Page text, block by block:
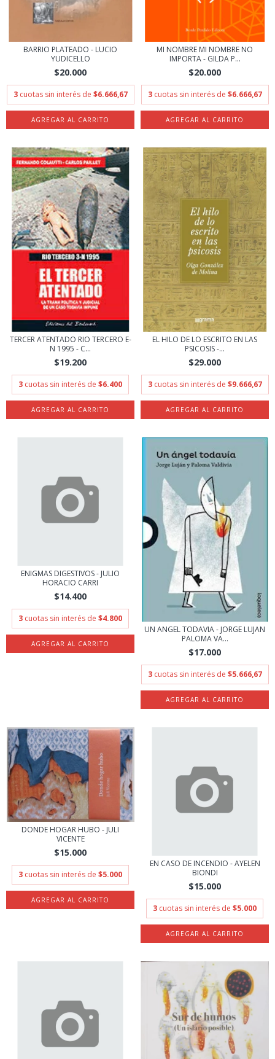
BARRIO PLATEADO - LUCIO
YUDICELLO
$20.000
3 cuotas sin interés de $6.666,67
MI NOMBRE MI NOMBRE NO
IMPORTA - GILDA P...
$20.000
3 cuotas sin interés de $6.666,67
TERCER ATENTADO RIO TERCERO E-
N 1995 - C...
$19.200
3 cuotas sin interés de $6.400
EL HILO DE LO ESCRITO EN LAS
PSICOSIS -...
$29.000
3 cuotas sin interés de $9.666,67
ENIGMAS DIGESTIVOS - JULIO
HORACIO CARRI
$14.400
3 cuotas sin interés de $4.800
UN ANGEL TODAVIA - JORGE LUJAN
PALOMA VA...
$17.000
3 cuotas sin interés de $5.666,67
DONDE HOGAR HUBO - JULI
VICENTE
$15.000
3 cuotas sin interés de $5.000
EN CASO DE INCENDIO - AYELEN
BIONDI
$15.000
3 cuotas sin interés de $5.000